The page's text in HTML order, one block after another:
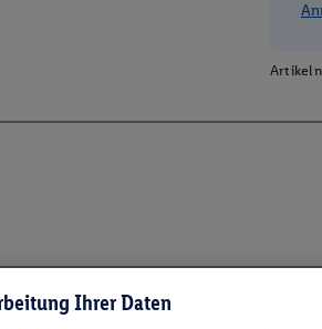
Ihrer Daten